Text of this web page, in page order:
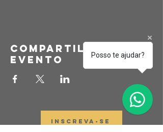
Compartilhe esse
evento
INSCREVA-SE
Posso te ajudar?